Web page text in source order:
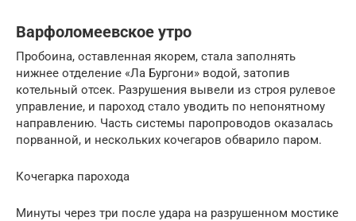
Варфоломеевское утро
Пробоина, оставленная якорем, стала заполнять
нижнее отделение «Ла Бургони» водой, затопив
котельный отсек. Разрушения вывели из строя рулевое
управление, и пароход стало уводить по непонятному
направлению. Часть системы паропроводов оказалась
порванной, и нескольких кочегаров обварило паром.
Кочегарка парохода
Минуты через три после удара на разрушенном мостике